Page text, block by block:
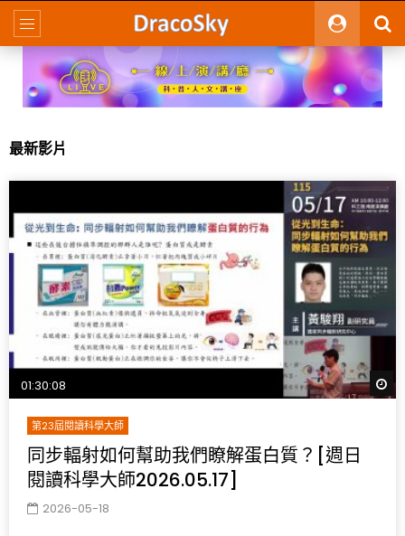
最新影片
01:30:08
第23屆閱讀科學大師
同步輻射如何幫助我們瞭解蛋白質？[週日
閱讀科學大師2026.05.17]
2026-05-18